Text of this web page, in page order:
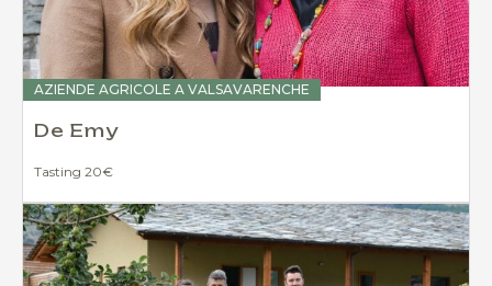
AZIENDE AGRICOLE A VALSAVARENCHE
De Emy
Tasting 20€